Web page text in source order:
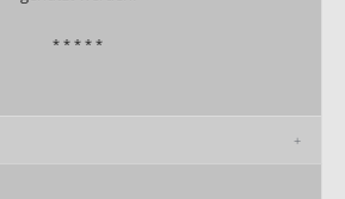
* * * * *